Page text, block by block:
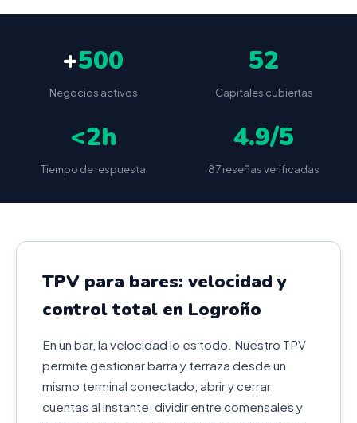
+500
Negocios activos
52
Capitales cubiertas
<2h
Tiempo de respuesta
4.9/5
87 reseñas verificadas
TPV para bares: velocidad y
control total en Logroño
En un bar, la velocidad lo es todo. Nuestro TPV
permite gestionar barra y terraza desde un
mismo terminal conectado, abrir y cerrar
cuentas al instante, dividir entre comensales y